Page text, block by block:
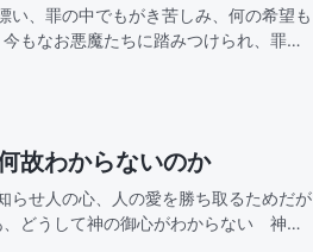
い、罪の中でもがき苦しみ、何の希望も
もなお悪魔たちに踏みつけられ、罪の
故わからないのか
らせ人の心、人の愛を勝ち取るためだが
どうして神の御心がわからない 神が